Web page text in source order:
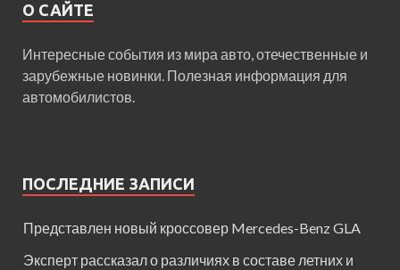
О САЙТЕ
Интересные события из мира авто, отечественные и
зарубежные новинки. Полезная информация для
автомобилистов.
ПОСЛЕДНИЕ ЗАПИСИ
Представлен новый кроссовер Mercedes-Benz GLA
Эксперт рассказал о различиях в составе летних и